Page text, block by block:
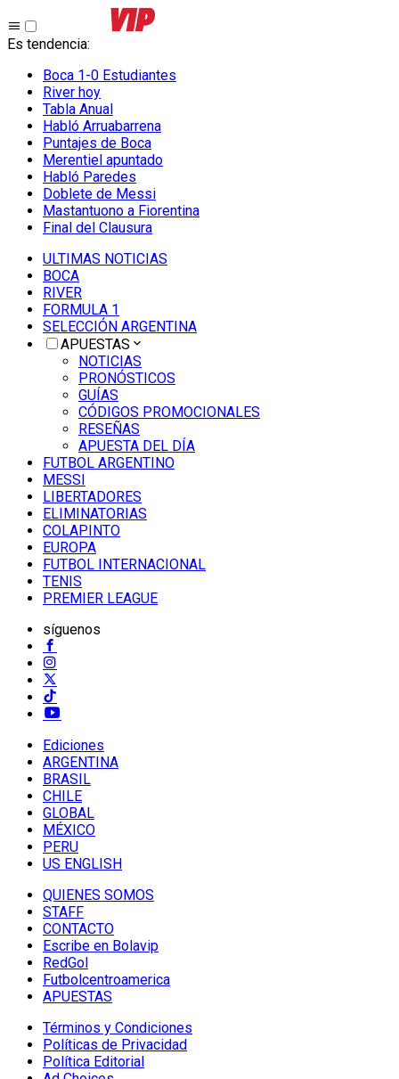
Es tendencia:
Boca 1-0 Estudiantes
River hoy
Tabla Anual
Habló Arruabarrena
Puntajes de Boca
Merentiel apuntado
Habló Paredes
Doblete de Messi
Mastantuono a Fiorentina
Final del Clausura
ULTIMAS NOTICIAS
BOCA
RIVER
FORMULA 1
SELECCIÓN ARGENTINA
APUESTAS
NOTICIAS
PRONÓSTICOS
GUÍAS
CÓDIGOS PROMOCIONALES
RESEÑAS
APUESTA DEL DÍA
FUTBOL ARGENTINO
MESSI
LIBERTADORES
ELIMINATORIAS
COLAPINTO
EUROPA
FUTBOL INTERNACIONAL
TENIS
PREMIER LEAGUE
síguenos
Ediciones
ARGENTINA
BRASIL
CHILE
GLOBAL
MÉXICO
PERU
US ENGLISH
QUIENES SOMOS
STAFF
CONTACTO
Escribe en Bolavip
RedGol
Futbolcentroamerica
APUESTAS
Términos y Condiciones
Políticas de Privacidad
Política Editorial